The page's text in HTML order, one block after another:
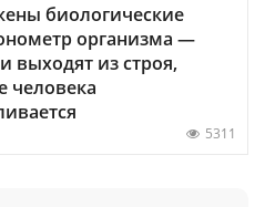
биологические
организма —
выходят из строя,
человека
5311